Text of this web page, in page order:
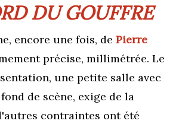
DU GOUFFRE
encore une fois, de Pierre
précise, millimétrée. Le
une petite salle avec
de scène, exige de la
contraintes ont été